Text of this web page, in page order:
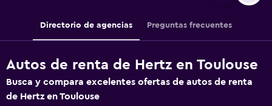
Directorio de agencias Preguntas frecuentes
Autos de renta de Hertz en Toulouse
Busca y compara excelentes ofertas de autos de renta
de Hertz en Toulouse